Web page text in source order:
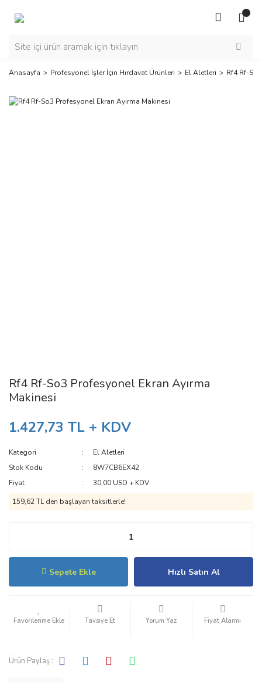
Anasayfa Profesyonel İşler İçin Hırdavat Ürünleri El Aletleri Rf4 Rf-
Rf4 Rf-So3 Profesyonel Ekran Ayırma
Makinesi
1.427,73 TL + KDV
Kategori
El Aletleri
Stok Kodu
8W7CB6EX42
Fiyat
30,00 USD + KDV
159,62 TL den başlayan taksitlerle!
Sepete Ekle Hızlı Satın Al
Tavsiye Et Yorum Yaz Fiyat Alarmı
Ürün Paylaş :